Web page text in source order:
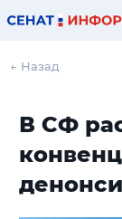
← Назад
В СФ